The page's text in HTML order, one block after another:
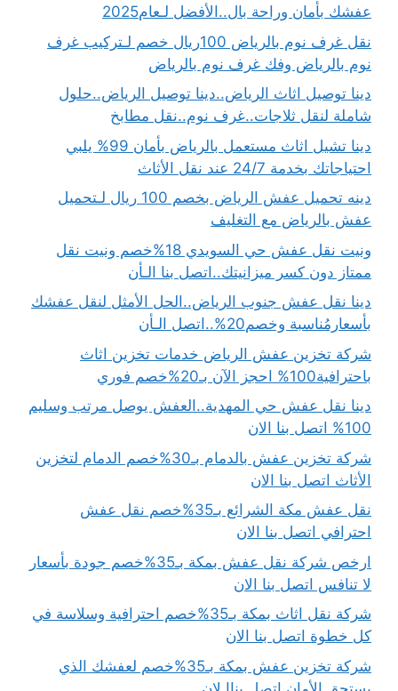
عفشك بأمان وراحة بال..الأفضل لـعام2025
نقل غرف نوم بالرياض 100ريال خصم لـتركيب غرف
نوم بالرياض وفك غرف نوم بالرياض
دينا توصيل اثاث الرياض..دينا توصيل الرياض..حلول
شاملة لنقل ثلاجات..غرف نوم..نقل مطابخ
دينا تشيل اثاث مستعمل بالرياض بأمان 99% يلبي
احتياجاتك بخدمة 24/7 عند نقل الأثاث
دينه تحميل عفش الرياض بخصم 100 ريال لـتحميل
عفش بالرياض مع التغليف
ونيت نقل عفش حي السويدي 18%خصم ونيت نقل
ممتاز دون كسر ميزانيتك..اتصل بنا الـأن
دينا نقل عفش جنوب الرياض..الحل الأمثل لنقل عفشك
بأسعارمُناسبة وخصم20%..اتصل الـأن
شركة تخزين عفش الرياض خدمات تخزين اثاث
باحترافية100% احجز الآن بـ20%خصم فوري
دينا نقل عفش حي المهدية..العفش يوصل مرتب وسليم
100% اتصل بنا الان
شركة تخزين عفش بالدمام بـ30%خصم الدمام لتخزين
الأثاث اتصل بنا الان
نقل عفش مكة الشرائع بـ35%خصم نقل عفش
احترافي اتصل بنا الان
ارخص شركة نقل عفش بمكة بـ35%خصم جودة بأسعار
لا تنافس اتصل بنا الان
شركة نقل اثاث بمكة بـ35%خصم احترافية وسلاسة في
كل خطوة اتصل بنا الان
شركة تخزين عفش بمكة بـ35%خصم لعفشك الذي